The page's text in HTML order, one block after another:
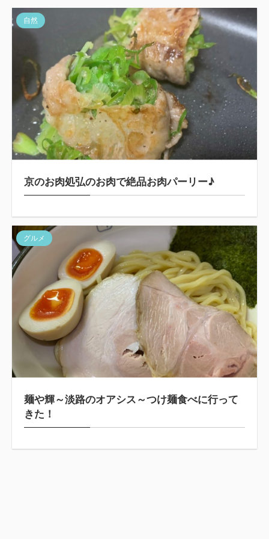
自然
京のお肉処弘のお肉で絶品お肉パーリー♪
グルメ
麺や輝～淡路のオアシス～つけ麺食べに行って
きた！